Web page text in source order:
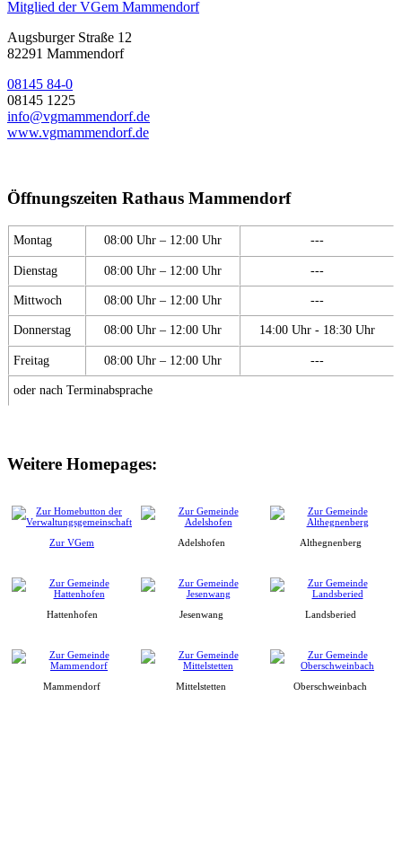
Mitglied der VGem Mammendorf
Augsburger Straße 12
82291 Mammendorf
08145 84-0
08145 1225
info@vgmammendorf.de
www.vgmammendorf.de
Öffnungszeiten Rathaus Mammendorf
Montag 08:00 Uhr – 12:00 Uhr ---
Dienstag 08:00 Uhr – 12:00 Uhr ---
Mittwoch 08:00 Uhr – 12:00 Uhr ---
Donnerstag 08:00 Uhr – 12:00 Uhr 14:00 Uhr - 18:30 Uhr
Freitag 08:00 Uhr – 12:00 Uhr ---
oder nach Terminabsprache
Weitere Homepages:
Zur VGem Adelshofen Althegnenberg
Hattenhofen Jesenwang Landsberied
Mammendorf Mittelstetten Oberschweinbach